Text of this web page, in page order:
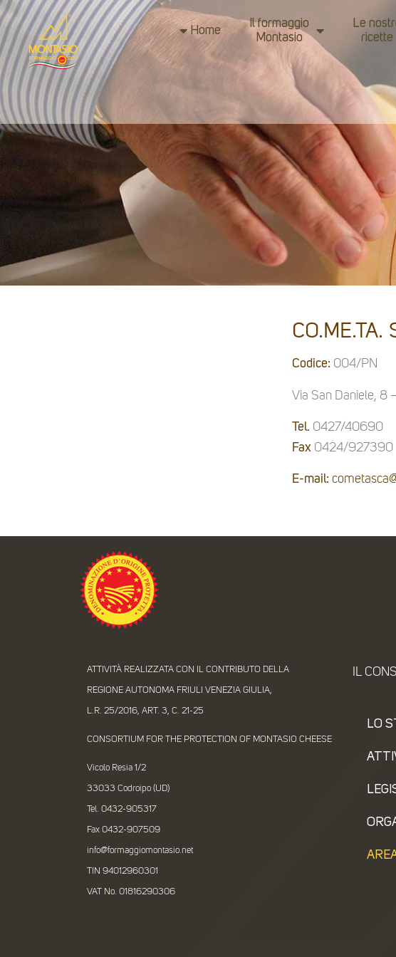
Home
Il formaggio
Montasio
Le
ricette
CO.ME.TA.
Codice: 004/PN
Via San Daniele, 8
Tel. 0427/40690
Fax0424/927390
E-mail:
ATTIVITÀ REALIZZATA CON IL CONTRIBUTO DELLA
REGIONE AUTONOMA FRIULI VENEZIA GIULIA,
L.R. 25/2016, ART. 3, C. 21-25
CONSORTIUM FOR THE PROTECTION OF MONTASIO CHEESE
Vicolo Resia 1/2
33033 Codroipo (UD)
Tel. 0432-905317
Fax 0432-907509
info@formaggiomontasio.net
TIN 94012960301
VAT No. 01816290306
IL
LO